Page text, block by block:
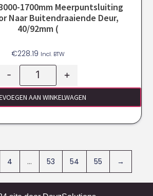
1700mm Meerpuntsluiting
Naar Buitendraaiende Deur,
40/92mm (
€228.19 Incl. BTW
- +
AAN WINKELWAGEN
4 … 53 54 55 →